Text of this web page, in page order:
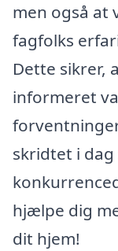
men også at
fagfolks
Dette sikrer,
informeret
skridtet i
hjælpe dig
dit hjem!